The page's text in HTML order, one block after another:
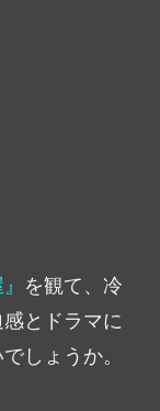
を観て、冷
とドラマに
しょうか。